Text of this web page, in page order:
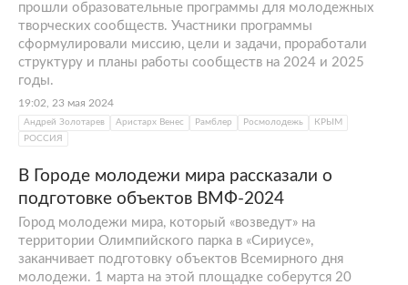
прошли образовательные программы для молодежных
творческих сообществ. Участники программы
сформулировали миссию, цели и задачи, проработали
структуру и планы работы сообществ на 2024 и 2025
годы.
19:02, 23 мая 2024
Андрей Золотарев Аристарх Венес Рамблер Росмолодежь
КРЫМ
РОССИЯ
В Городе молодежи мира рассказали о
подготовке объектов ВМФ-2024
Город молодежи мира, который «возведут» на
территории Олимпийского парка в «Сириусе»,
заканчивает подготовку объектов Всемирного дня
молодежи. 1 марта на этой площадке соберутся 20